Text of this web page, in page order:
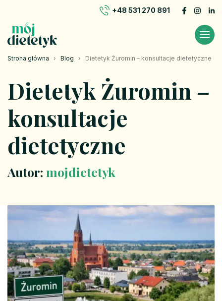
+48 531 270 891
Strona główna › Blog › Dietetyk Żuromin – konsultacje dietetyczne
Dietetyk Żuromin –
konsultacje
dietetyczne
Autor: mojdietetyk